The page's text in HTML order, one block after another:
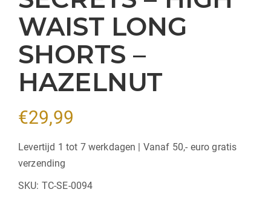
WAIST LONG
SHORTS –
HAZELNUT
€29,99
Levertijd 1 tot 7 werkdagen | Vanaf 50,- euro gratis
verzending
SKU: TC-SE-0094